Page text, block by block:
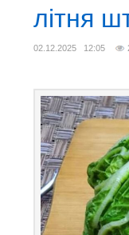
літня
02.12.2025 12:05